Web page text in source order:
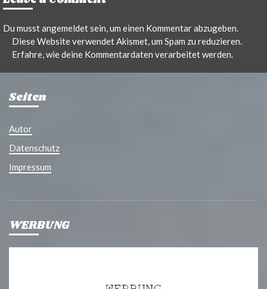
Du musstangemeldetsein, um einen Kommentar abzugeben.
Diese Website verwendet Akismet, um Spam zu reduzieren.
Erfahre, wie deine Kommentardaten verarbeitet werden.
Seiten
Autor
Datenschutz
Impressum
WERBUNG